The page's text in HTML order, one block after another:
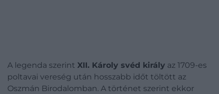
A legenda szerint XII. Károly svéd király az 1709-es
poltavai vereség után hosszabb időt töltött az
Oszmán Birodalomban. A történet szerint ekkor